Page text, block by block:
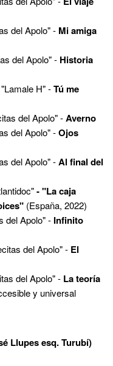
del Apolo" - Mi amiga
del Apolo" - Historia
H" -Tú me
del Apolo" -Averno
del Apolo" -Ojos
del Apolo" -Al final del
- "La caja
(España, 2022)
del Apolo" - Infinito
del Apolo" - El
del Apolo" - La teoría
y universal
Llupes esq. Turubí)